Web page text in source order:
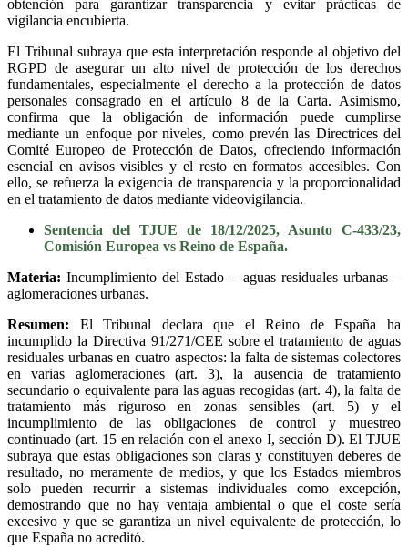
obtención para garantizar transparencia y evitar prácticas de
vigilancia encubierta.
El Tribunal subraya que esta interpretación responde al objetivo del
RGPD de asegurar un alto nivel de protección de los derechos
fundamentales, especialmente el derecho a la protección de datos
personales consagrado en el artículo 8 de la Carta. Asimismo,
confirma que la obligación de información puede cumplirse
mediante un enfoque por niveles, como prevén las Directrices del
Comité Europeo de Protección de Datos, ofreciendo información
esencial en avisos visibles y el resto en formatos accesibles. Con
ello, se refuerza la exigencia de transparencia y la proporcionalidad
en el tratamiento de datos mediante videovigilancia.
Sentencia del TJUE de 18/12/2025, Asunto C-433/23,
Comisión Europea vs Reino de España.
Materia: Incumplimiento del Estado – aguas residuales urbanas –
aglomeraciones urbanas.
Resumen: El Tribunal declara que el Reino de España ha
incumplido la Directiva 91/271/CEE sobre el tratamiento de aguas
residuales urbanas en cuatro aspectos: la falta de sistemas colectores
en varias aglomeraciones (art. 3), la ausencia de tratamiento
secundario o equivalente para las aguas recogidas (art. 4), la falta de
tratamiento más riguroso en zonas sensibles (art. 5) y el
incumplimiento de las obligaciones de control y muestreo
continuado (art. 15 en relación con el anexo I, sección D). El TJUE
subraya que estas obligaciones son claras y constituyen deberes de
resultado, no meramente de medios, y que los Estados miembros
solo pueden recurrir a sistemas individuales como excepción,
demostrando que no hay ventaja ambiental o que el coste sería
excesivo y que se garantiza un nivel equivalente de protección, lo
que España no acreditó.